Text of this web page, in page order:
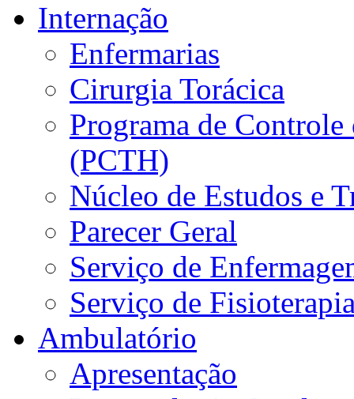
Internação
Enfermarias
Cirurgia Torácica
Programa de
(PCTH)
Núcleo de Estudos e
Parecer Geral
Serviço de
Serviço de
Ambulatório
Apresentação